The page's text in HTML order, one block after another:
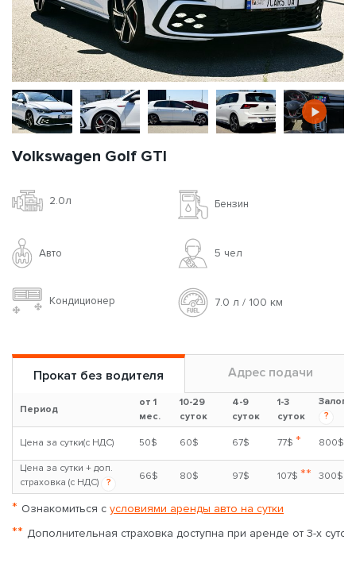
Volkswagen Golf GTI
2.0л Бензин
Авто 5 чел
Кондиционер 7.0 л / 100 км
Прокат без водителя Адрес подачи
Период
от 1
мес.
10-29
суток
4-9
суток
1-3
суток
Залог
?
Цена за сутки(с НДС) 50$ 60$ 67$ 77$ * 800$
Цена за сутки + доп.
страховка (с НДС)
?
66$ 80$ 97$ 107$ ** 300$
* Ознакомиться с условиями аренды авто на сутки
** Дополнительная страховка доступна при аренде от 3-х суток